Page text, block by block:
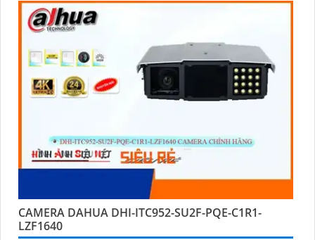
CAMERA DAHUA DHI-ITC952-SU2F-PQE-C1R1-
LZF1640